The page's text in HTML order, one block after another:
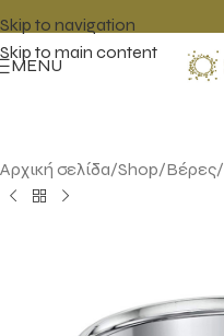
Skip to navigation
Skip to main content
MENU
Αρχική σελίδα Shop Βέρες